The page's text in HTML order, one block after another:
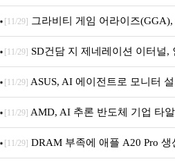
내 정식 출시
[11/29] 그라비티 게임 어라이즈
던전 13’ 참가!
[11/29] SD건담 지 제네레이션 이터널,
아의 용사’ 재개최 및 풍성한 기념 이
[11/29] ASUS, AI 에이전트로 모니터
[11/29] AMD, AI 추론 반도체 기업 타
[11/29] DRAM 부족에 애플 A20 Pro 생